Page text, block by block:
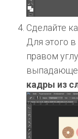
Сделайте
Для этого
правом
кадры из